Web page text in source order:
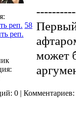
58
может
0 | Комментариев: